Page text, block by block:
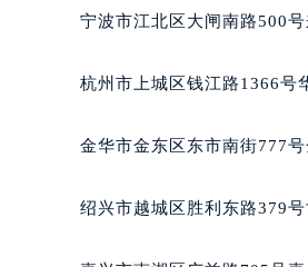
黑龙江省七
黑龙江省双
黑龙江省伊
吉林省白山
宁波市江北区大闸南路500
杭州市上城区钱江路1366号
金华市金东区东市南街777
绍兴市越城区胜利东路379